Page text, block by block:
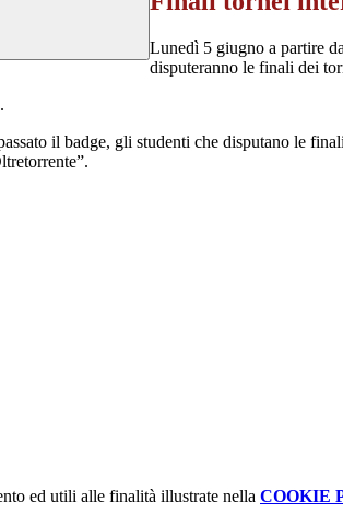
Lunedì 5 giugno a partire
disputeranno le finali dei
il badge, gli studenti che disputano le
ed utili alle finalità illustrate nella COOKIE